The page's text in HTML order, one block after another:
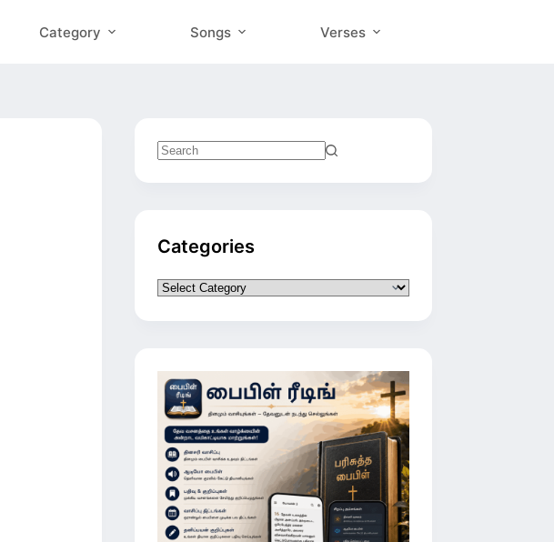
Category Songs Verses
Categories
Categories